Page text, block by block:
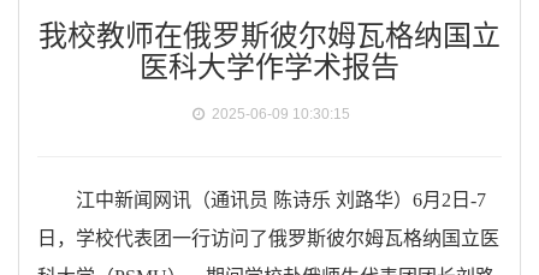
我校教师在俄罗斯彼尔姆瓦格纳国立
医科大学作学术报告
2025-06-09 10:30:15
江中新闻网讯（通讯员 陈诗乐 刘路华）6月2日-7
日，学校代表团一行访问了俄罗斯彼尔姆瓦格纳国立医